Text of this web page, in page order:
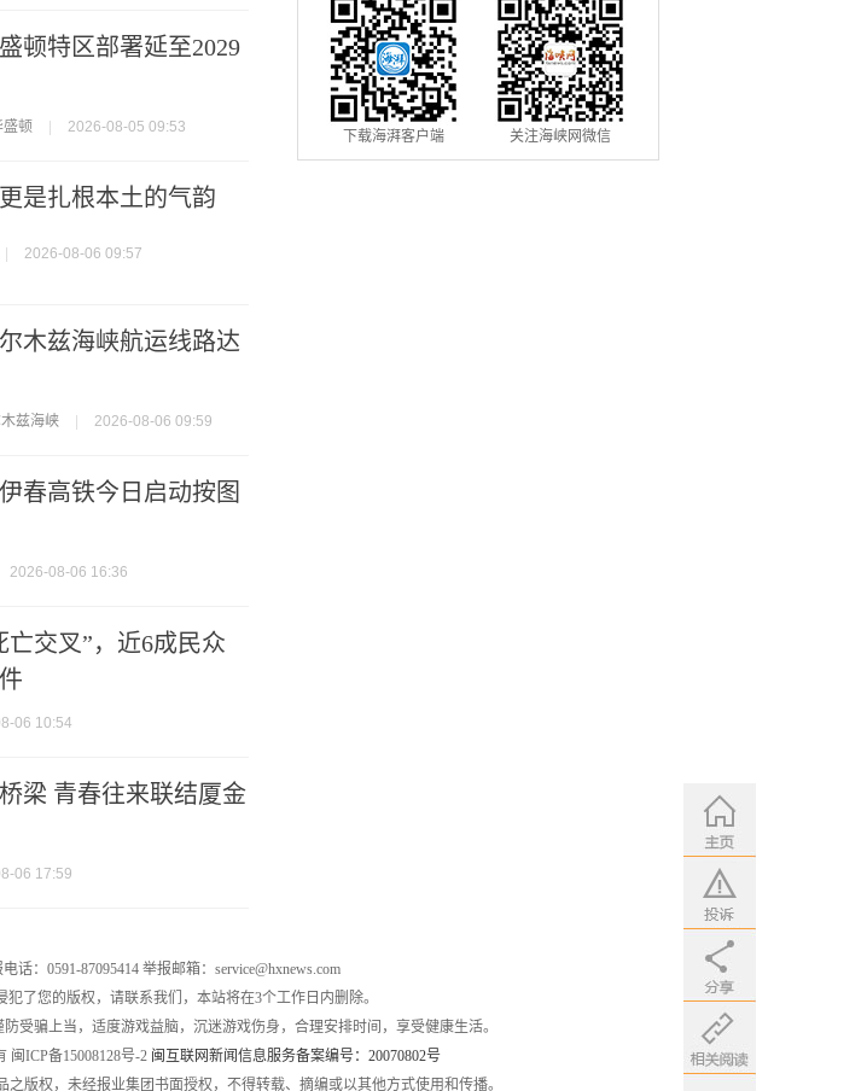
顿特区部署延至2029
盛顿 2026-08-05 09:53
是扎根本土的气韵
2026-08-06 09:57
木兹海峡航运线路达
兹海峡 2026-08-06 09:59
春高铁今日启动按图
2026-08-06 16:36
交叉”，近6成民众
06 10:54
梁 青春往来联结厦金
06 17:59
下载海湃客户端 关注海峡网微信
：0591-87095414 举报邮箱：service@hxnews.com
了您的版权，请联系我们，本站将在3个工作日内删除。
受骗上当，适度游戏益脑，沉迷游戏伤身，合理安排时间，享受健康生活。
闽ICP备15008128号-2 闽互联网新闻信息服务备案编号：20070802号
版权，未经报业集团书面授权，不得转载、摘编或以其他方式使用和传播。